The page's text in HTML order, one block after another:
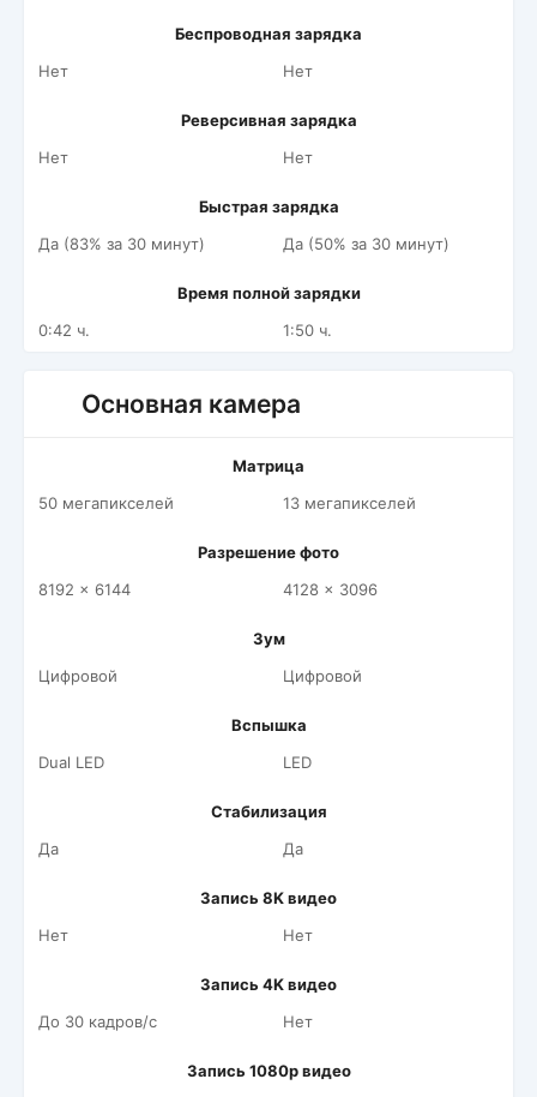
Беспроводная зарядка
Нет
Нет
Реверсивная зарядка
Нет
Нет
Быстрая зарядка
Да (83% за 30 минут)
Да (50% за 30 минут)
Время полной зарядки
0:42 ч.
1:50 ч.
Основная камера
Матрица
50 мегапикселей
13 мегапикселей
Разрешение фото
8192 x 6144
4128 x 3096
Зум
Цифровой
Цифровой
Вспышка
Dual LED
LED
Стабилизация
Да
Да
Запись 8K видео
Нет
Нет
Запись 4K видео
До 30 кадров/c
Нет
Запись 1080p видео